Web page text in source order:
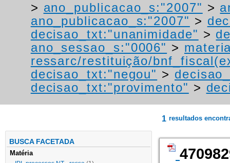
> ano_publicacao_s:"2007" >
ano_publicacao_s:"2007" >
decisao_txt:"unanimidade" >
ano_sessao_s:"0006" >
ressarc/restituição/
decisao_txt:"negou" >
decisao_txt:"provimento" >
BUSCA FACETADA
Matéria
1 resultados